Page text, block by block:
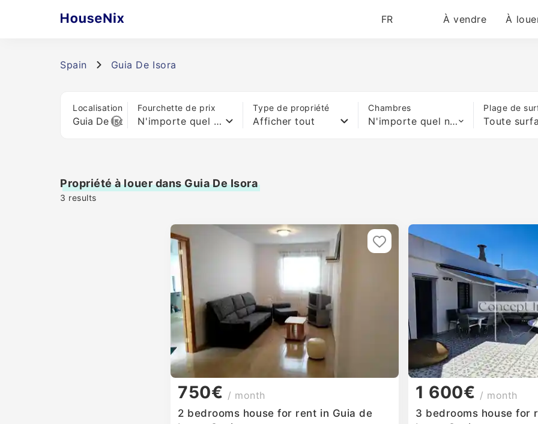
FR À vendre À
Spain Guia De Isora
Localisation Fourchette de prix
N'importe quel prix
Type de propriété
Afficher tout
Chambres
N'importe quel nombre de lits
Plage de
Toute
Propriété à louer dans Guia De Isora
3 results
750€ / month
2 bedrooms house for rent in Guia de
1 600€ / month
3 bedrooms house for